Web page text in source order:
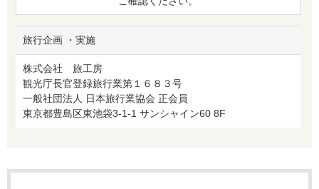
旅行企画 ・実施
株式会社 旅工房
観光庁長官登録旅行業第１６８３号
一般社団法人 日本旅行業協会 正会員
東京都豊島区東池袋3-1-1 サンシャイン60 8F